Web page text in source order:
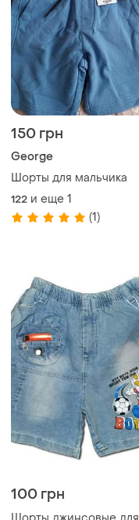
150 грн
George
Шорты для мальчика
122 и еще 1
(1)
100 грн